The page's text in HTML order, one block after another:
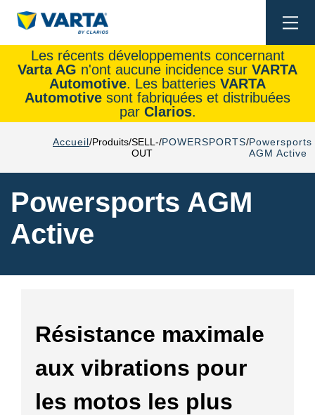
Les récents développements concernant
Varta AG n'ont aucune incidence sur VARTA
Automotive. Les batteries VARTA
Automotive sont fabriquées et distribuées
par Clarios.
Accueil Produits SELL-
OUT
POWERSPORTS Powersports
AGM Active
Powersports AGM
Active
Résistance maximale
aux vibrations pour
les motos les plus